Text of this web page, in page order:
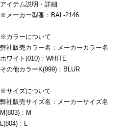
アイテム説明・詳細
※メーカー型番：BAL-2146
※カラーについて
弊社販売カラー名：メーカーカラー名
ホワイト(010)：WHITE
その他カラーK(999)：BLUR
※サイズについて
弊社販売サイズ名：メーカーサイズ名
M(803)：M
L(804)：L